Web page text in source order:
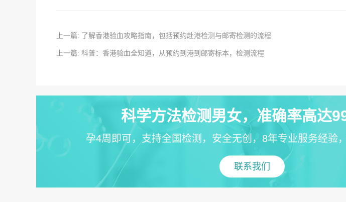
上一篇: 了解香港验血攻略指南，包括预约赴港检测与邮寄检测的流程
上一篇: 科普：香港验血全知道，从预约到港到邮寄标本，检测流程
科学方法检测男女，准确率高达
孕4周即可，支持全国检测，安全无创，8年专业服务经验
联系我们